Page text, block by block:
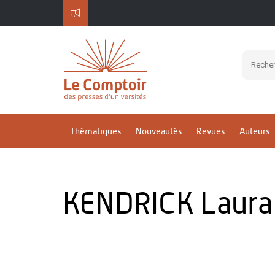
Thématiques Nouveautés Revues Auteurs
KENDRICK Laura